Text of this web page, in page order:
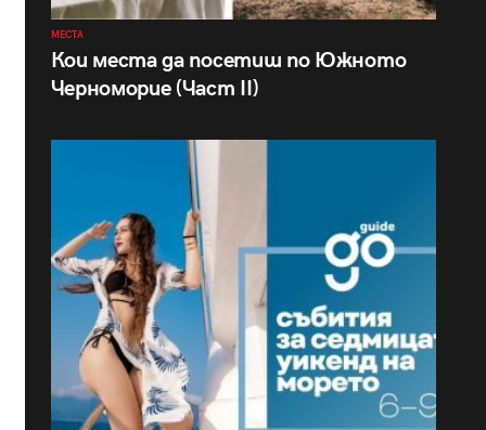
МЕСТА
Кои места да посетиш по Южното
Черноморие (Част II)